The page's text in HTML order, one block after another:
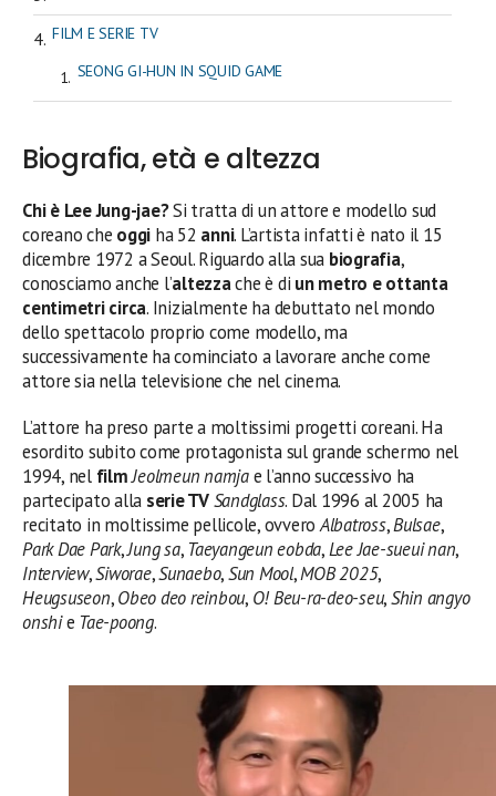
FILM E SERIE TV
SEONG GI-HUN IN SQUID GAME
Biografia, età e altezza
Chi è Lee Jung-jae?Si tratta di un attore e modello sud
coreano che oggi ha 52 anni. L’artista infatti è nato il 15
dicembre 1972 a Seoul. Riguardo alla sua biografia,
conosciamo anche l’altezzache è di un metro e ottanta
centimetri circa. Inizialmente ha debuttato nel mondo
dello spettacolo proprio come modello, ma
successivamente ha cominciato a lavorare anche come
attore sia nella televisione che nel cinema.
L’attore ha preso parte a moltissimi progetti coreani. Ha
esordito subito come protagonista sul grande schermo nel
1994, nel filmJeolmeun namjae l’anno successivo ha
partecipato alla serie TVSandglass. Dal 1996 al 2005 ha
recitato in moltissime pellicole, ovveroAlbatross,Bulsae,
Park Dae Park,Jung sa, Taeyangeun eobda,Lee Jae-sueui nan,
Interview,Siworae,Sunaebo,Sun Mool,MOB 2025,
Heugsuseon,Obeo deo reinbou, O! Beu-ra-deo-seu,Shin angyo
onshie Tae-poong.